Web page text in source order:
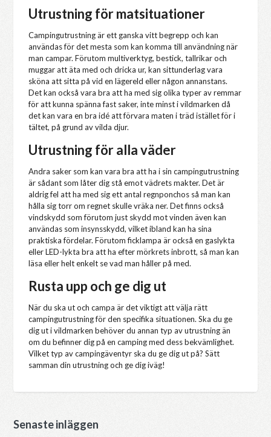
Utrustning för matsituationer
Campingutrustning är ett ganska vitt begrepp och kan
användas för det mesta som kan komma till användning när
man campar. Förutom multiverktyg, bestick, tallrikar och
muggar att äta med och dricka ur, kan sittunderlag vara
sköna att sitta på vid en lägereld eller någon annanstans.
Det kan också vara bra att ha med sig olika typer av remmar
för att kunna spänna fast saker, inte minst i vildmarken då
det kan vara en bra idé att förvara maten i träd istället för i
tältet, på grund av vilda djur.
Utrustning för alla väder
Andra saker som kan vara bra att ha i sin campingutrustning
är sådant som låter dig stå emot vädrets makter. Det är
aldrig fel att ha med sig ett antal regnponchos så man kan
hålla sig torr om regnet skulle vräka ner. Det finns också
vindskydd som förutom just skydd mot vinden även kan
användas som insynsskydd, vilket ibland kan ha sina
praktiska fördelar. Förutom ficklampa är också en gaslykta
eller LED-lykta bra att ha efter mörkrets inbrott, så man kan
läsa eller helt enkelt se vad man håller på med.
Rusta upp och ge dig ut
När du ska ut och campa är det viktigt att välja rätt
campingutrustning för den specifika situationen. Ska du ge
dig ut i vildmarken behöver du annan typ av utrustning än
om du befinner dig på en camping med dess bekvämlighet.
Vilket typ av campingäventyr ska du ge dig ut på? Sätt
samman din utrustning och ge dig iväg!
Senaste inläggen